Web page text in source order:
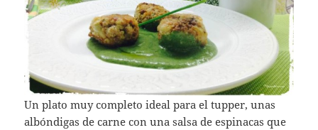
Un plato muy completo ideal para el tupper, unas
albóndigas de carne con una salsa de espinacas que